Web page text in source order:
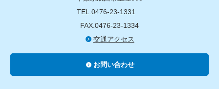
TEL.0476-23-1331
FAX.0476-23-1334
交通アクセス
お問い合わせ